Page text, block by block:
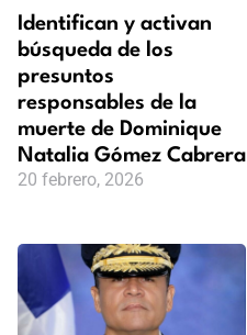
Identifican y activan
búsqueda de los
presuntos
responsables de la
muerte de Dominique
Natalia Gómez Cabrera
20 febrero, 2026